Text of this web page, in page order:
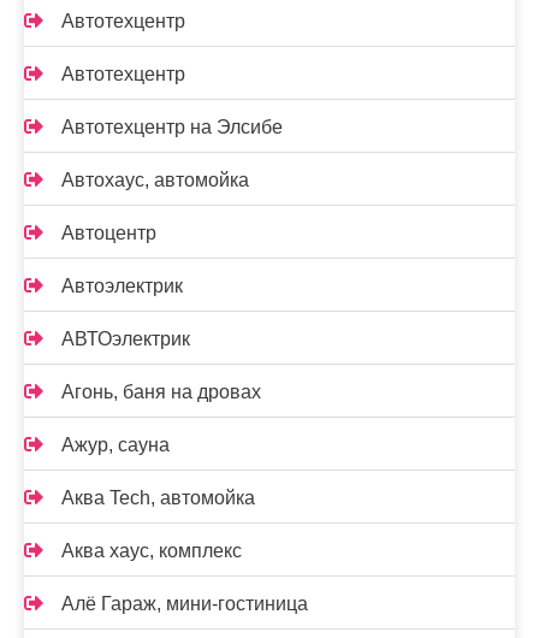
Автотехцентр
Автотехцентр
Автотехцентр на Элсибе
Автохаус, автомойка
Автоцентр
Автоэлектрик
АВТОэлектрик
Агонь, баня на дровах
Ажур, сауна
Аква Tech, автомойка
Аква хаус, комплекс
Алё Гараж, мини-гостиница